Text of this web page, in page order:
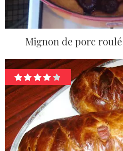
Mignon de porc